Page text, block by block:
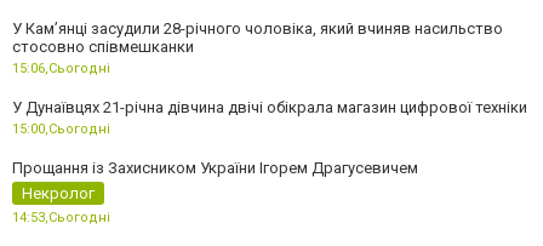
У Камʼянці засудили 28-річного чоловіка, який вчиняв насильство
стосовно співмешканки
15:06,Сьогодні
У Дунаївцях 21-річна дівчина двічі обікрала магазин цифрової техніки
15:00,Сьогодні
Прощання із Захисником України Ігорем Драгусевичем
Некролог
14:53,Сьогодні